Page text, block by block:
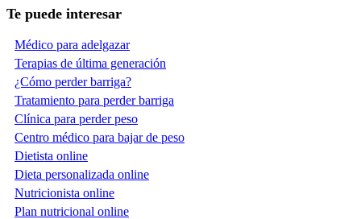
Te puede interesar
Médico para adelgazar
Terapias de última generación
¿Cómo perder barriga?
Tratamiento para perder barriga
Clínica para perder peso
Centro médico para bajar de peso
Dietista online
Dieta personalizada online
Nutricionista online
Plan nutricional online